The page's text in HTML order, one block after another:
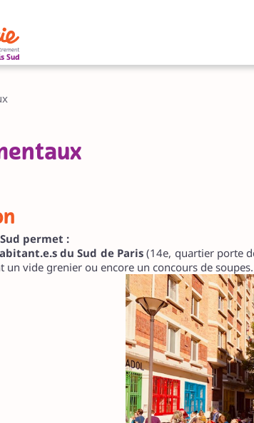
Sud
Sud
Notre activité
permet :
du Sud de Paris(14e, quartier porte
un vide grenier ou encore un concours de soupes.